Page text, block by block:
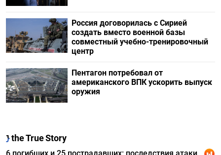
Россия договорилась с Сирией
создать вместо военной базы
совместный учебно-тренировочный
центр
Пентагон потребовал от
американского ВПК ускорить выпуск
оружия